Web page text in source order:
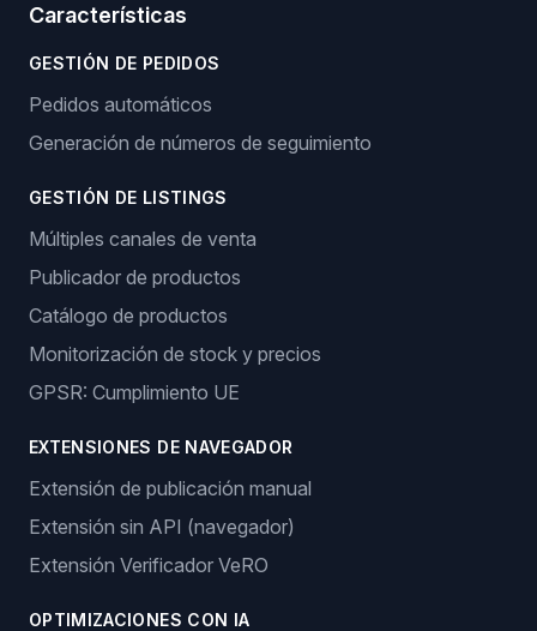
Características
GESTIÓN DE PEDIDOS
Pedidos automáticos
Generación de números de seguimiento
GESTIÓN DE LISTINGS
Múltiples canales de venta
Publicador de productos
Catálogo de productos
Monitorización de stock y precios
GPSR: Cumplimiento UE
EXTENSIONES DE NAVEGADOR
Extensión de publicación manual
Extensión sin API (navegador)
Extensión Verificador VeRO
OPTIMIZACIONES CON IA